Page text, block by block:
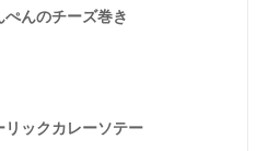
ぺんのチーズ巻き
リックカレーソテー